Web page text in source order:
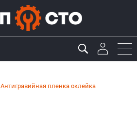
Антигравийная пленка оклейка